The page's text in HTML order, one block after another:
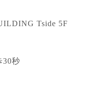
Tside 5F
30秒